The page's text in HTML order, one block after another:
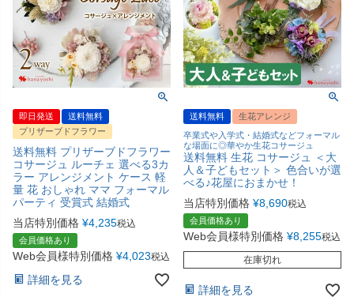
即日発送
送料無料
プリザーブドフラワー
送料無料 プリザーブドフラワー
コサージュ ルーチェ 選べる3カ
ラー アレンジメント ケース 軽
量 花 おしゃれ ママ フォーマル
パーティ 受賞式 結婚式
当店特別価格 ¥4,235税込
会員価格あり
Web会員様特別価格 ¥4,023税込
詳細を見る
送料無料
生花アレンジ
卒業式や入学式・結婚式などフォーマル
な場面に◎華やか生花コサージュ
送料無料 生花 コサージュ ＜大
人＆子どもセット＞ 色合いが選
べる♪花屋におまかせ！
当店特別価格 ¥8,690税込
会員価格あり
Web会員様特別価格 ¥8,255税込
在庫切れ
詳細を見る